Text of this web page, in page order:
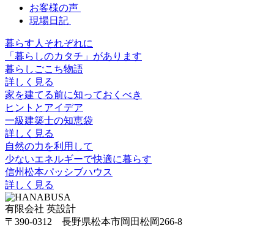
お客様の声
現場日記
暮らす人それぞれに
「暮らしのカタチ」があります
暮らしごこち物語
詳しく見る
家を建てる前に知っておくべき
ヒントとアイデア
一級建築士の知恵袋
詳しく見る
自然の力を利用して
少ないエネルギーで快適に暮らす
信州松本パッシブハウス
詳しく見る
有限会社 英設計
〒390-0312 長野県松本市岡田松岡266-8